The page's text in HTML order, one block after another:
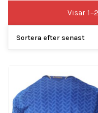
Visar